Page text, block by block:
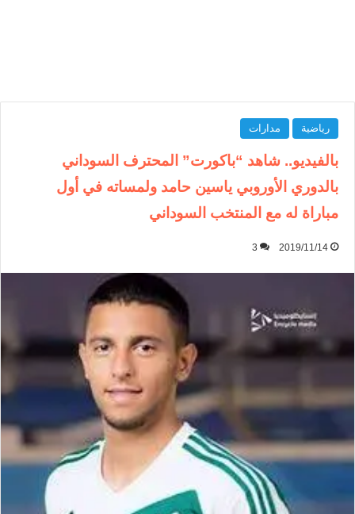
رياضية مدارات
بالفيديو.. شاهد “باكورت” المحترف السوداني
بالدوري الأوروبي ياسين حامد ولمساته في أول
مباراة له مع المنتخب السوداني
2019/11/14
3